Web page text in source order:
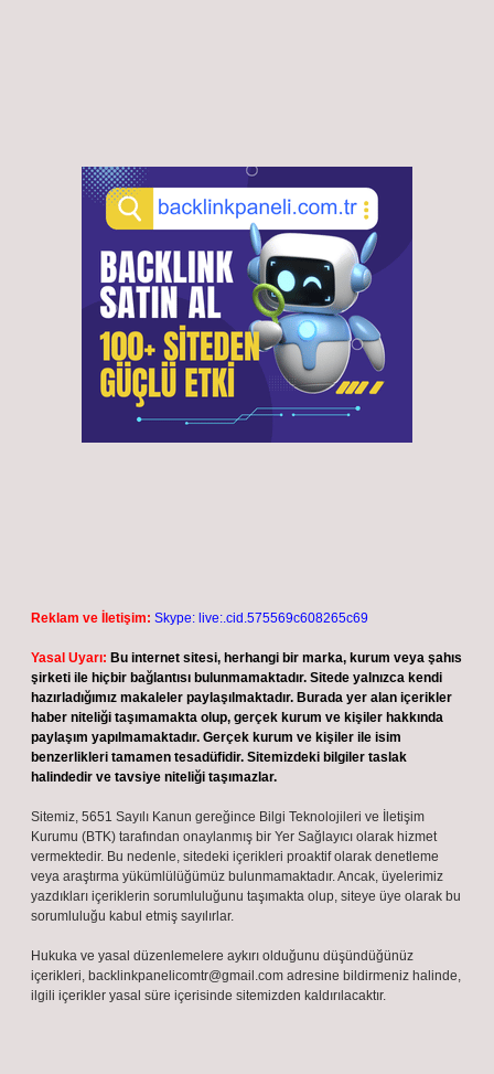
Reklam ve İletişim: Skype: live:.cid.575569c608265c69
Yasal Uyarı: Bu internet sitesi, herhangi bir marka, kurum veya şahıs
şirketi ile hiçbir bağlantısı bulunmamaktadır. Sitede yalnızca kendi
hazırladığımız makaleler paylaşılmaktadır. Burada yer alan içerikler
haber niteliği taşımamakta olup, gerçek kurum ve kişiler hakkında
paylaşım yapılmamaktadır. Gerçek kurum ve kişiler ile isim
benzerlikleri tamamen tesadüfidir. Sitemizdeki bilgiler taslak
halindedir ve tavsiye niteliği taşımazlar.
Sitemiz, 5651 Sayılı Kanun gereğince Bilgi Teknolojileri ve İletişim
Kurumu (BTK) tarafından onaylanmış bir Yer Sağlayıcı olarak hizmet
vermektedir. Bu nedenle, sitedeki içerikleri proaktif olarak denetleme
veya araştırma yükümlülüğümüz bulunmamaktadır. Ancak, üyelerimiz
yazdıkları içeriklerin sorumluluğunu taşımakta olup, siteye üye olarak bu
sorumluluğu kabul etmiş sayılırlar.
Hukuka ve yasal düzenlemelere aykırı olduğunu düşündüğünüz
içerikleri, backlinkpanelicomtr@gmail.com adresine bildirmeniz halinde,
ilgili içerikler yasal süre içerisinde sitemizden kaldırılacaktır.